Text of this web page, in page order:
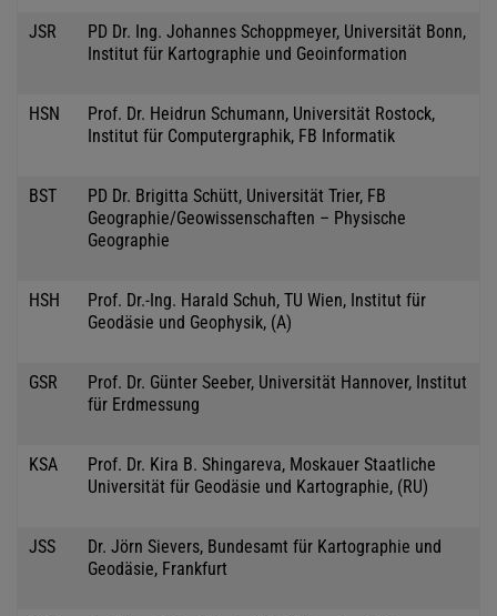
JSR
PD Dr. Ing. Johannes Schoppmeyer, Universität Bonn,
Institut für Kartographie und Geoinformation
HSN
Prof. Dr. Heidrun Schumann, Universität Rostock,
Institut für Computergraphik, FB Informatik
BST
PD Dr. Brigitta Schütt, Universität Trier, FB
Geographie/Geowissenschaften – Physische
Geographie
HSH
Prof. Dr.-Ing. Harald Schuh, TU Wien, Institut für
Geodäsie und Geophysik, (A)
GSR
Prof. Dr. Günter Seeber, Universität Hannover, Institut
für Erdmessung
KSA
Prof. Dr. Kira B. Shingareva, Moskauer Staatliche
Universität für Geodäsie und Kartographie, (RU)
JSS
Dr. Jörn Sievers, Bundesamt für Kartographie und
Geodäsie, Frankfurt